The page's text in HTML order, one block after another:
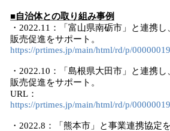
■自治体との取り組み事例
・2022.11：「富山県南砺市」と連携し
販売促進をサポート。
https://prtimes.jp/main/html/rd/p/
・2022.10：「島根県大田市」と連携し
販売促進をサポート。
URL：
https://prtimes.jp/main/html/rd/p/
・2022.8：「熊本市」と事業連携協定